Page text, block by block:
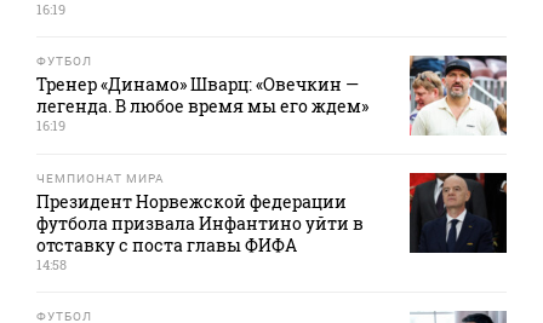
16:19
ФУТБОЛ
Тренер «Динамо» Шварц: «Овечкин —
легенда. В любое время мы его ждем»
16:19
ЧЕМПИОНАТ МИРА
Президент Норвежской федерации
футбола призвала Инфантино уйти в
отставку с поста главы ФИФА
14:58
ФУТБОЛ